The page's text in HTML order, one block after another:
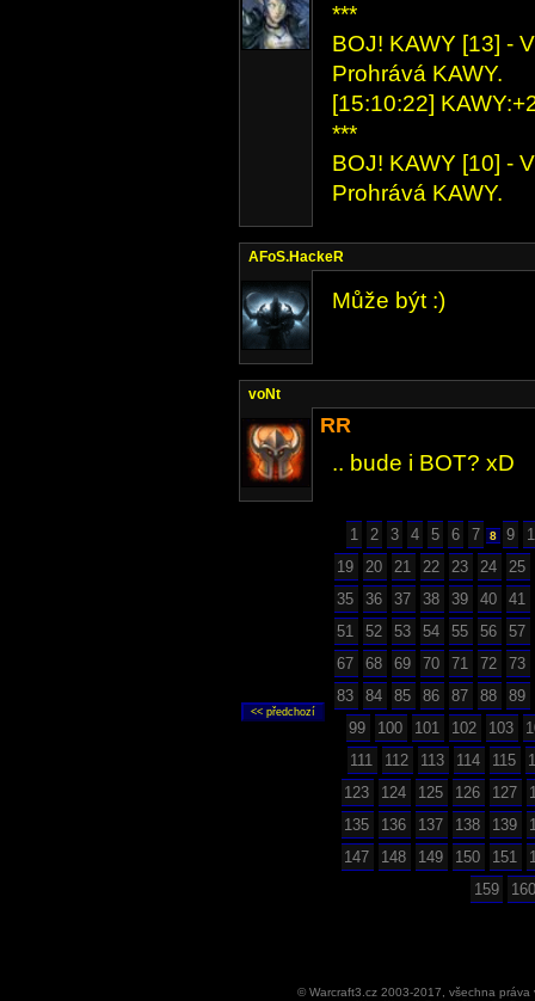
***
BOJ! KAWY [13] -
Prohrává KAWY.
[15:10:22]
***
BOJ! KAWY [10] -
Prohrává KAWY.
AFoS.HackeR
Může být :)
voNt
RR
.. bude i BOT? xD
1 2 3 4 5 6 7 8 9
19
20 21 22 23 24
25
35
36 37 38 39 40
41
51
52 53 54 55 56
57
67
68 69 70 71 72
73
83
84 85 86 87 88
89
99
100 101 102 103
111
112 113 114 115
123
124 125 126 127
135
136 137 138 139
147
148 149 150 151
159
160
© Warcraft3.cz 2003-2017, všechna